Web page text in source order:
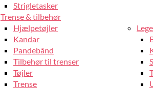
Strigletasker
Trense & tilbehør
Hjælpetøjler
Kandar
Pandebånd
Tilbehør til trenser
Tøjler
Trense